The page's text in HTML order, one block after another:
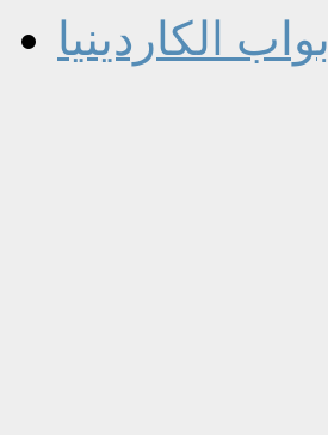
ابواب الكاردينيا